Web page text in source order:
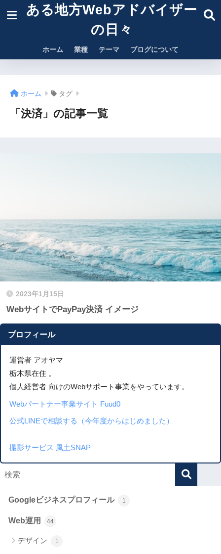
ある地方Webアドバイザー
の日々
ホーム 業種 テーマ ブログについて
ホーム タグ
「決済」の記事一覧
2023年1月15日
WebサイトでPayPay決済 イメージ
プロフィール
運営者 アオヤマ
栃木県在住 。
個人経営者 向けのWebサポート事業をやっています。
Webパートナー事業サイト Fuud0
公式LINEで相談する（今年度からはじめました）
撮影サービス 風土SNAP
Googleビジネスプロフィール 1
Web運用 44
デザイン 1